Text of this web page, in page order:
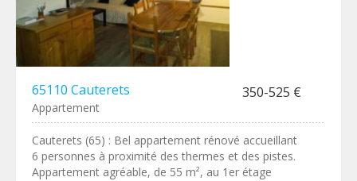
65110 Cauterets 350-525 €
Appartement
Cauterets (65) : Bel appartement rénové accueillant
6 personnes à proximité des thermes et des pistes.
Appartement agréable, de 55 m², au 1er étage